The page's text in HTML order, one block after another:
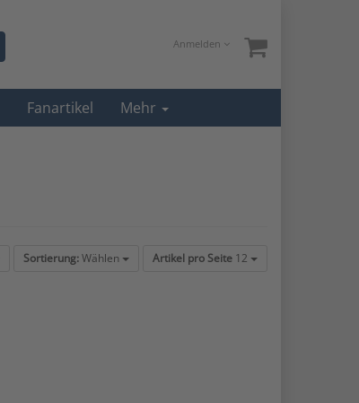
Anmelden
Fanartikel Mehr
Sortierung:Wählen Artikel pro Seite 12